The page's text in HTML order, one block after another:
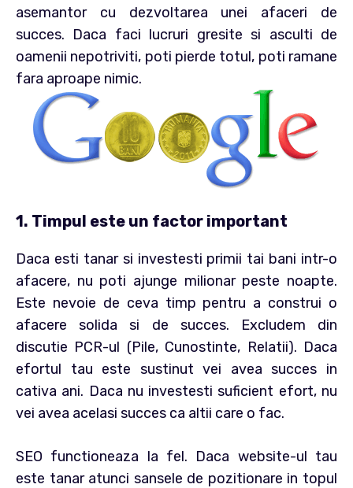
asemantor cu dezvoltarea unei afaceri de
succes. Daca faci lucruri gresite si asculti de
oamenii nepotriviti, poti pierde totul, poti ramane
fara aproape nimic.
1. Timpul este un factor important
Daca esti tanar si investesti primii tai bani intr-o
afacere, nu poti ajunge milionar peste noapte.
Este nevoie de ceva timp pentru a construi o
afacere solida si de succes. Excludem din
discutie PCR-ul (Pile, Cunostinte, Relatii). Daca
efortul tau este sustinut vei avea succes in
cativa ani. Daca nu investesti suficient efort, nu
vei avea acelasi succes ca altii care o fac.
SEO functioneaza la fel. Daca website-ul tau
este tanar atunci sansele de pozitionare in topul